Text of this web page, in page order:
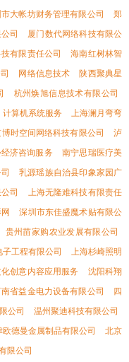
大帐坊财务管理有限公司
郑
司
厦门数代网络科技有限公
有限责任公司
海南红树林智
网络信息技术
陕西聚典星
杭州焕旭信息技术有限公司
计算机系统服务
上海澜月弯弯
时空间网络科技有限公司
泸
济咨询服务
南宁思瑞医疗美
乳源瑶族自治县印象家园广
司
上海无隆难科技有限责任
深圳市东佳盛魔术贴有限公
贵州苗家购农业发展有限公司
工程有限公司
上海杉崎照明
创意内容应用服务
沈阳科翔
省益金电力设备有限公司
四
公司
温州聚迪科技有限公司
欧德曼金属制品有限公司
北京
限公司